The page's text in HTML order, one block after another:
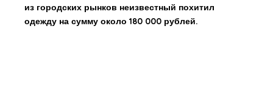
из городских рынков неизвестный похитил
одежду на сумму около 180 000 рублей.